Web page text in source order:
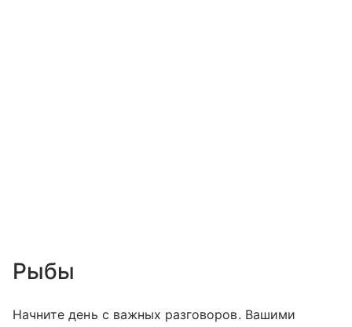
Рыбы
Начните день с важных разговоров. Вашими